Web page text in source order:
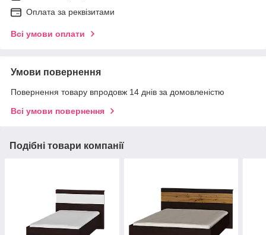
Оплата за реквізитами
Всі умови оплати
Умови повернення
Повернення товару впродовж 14 днів за домовленістю
Всі умови повернення
Подібні товари компанії